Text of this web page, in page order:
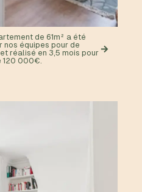
de 61m² a été
nos équipes pour de
réalisé en 3,5 mois pour
120 000€.